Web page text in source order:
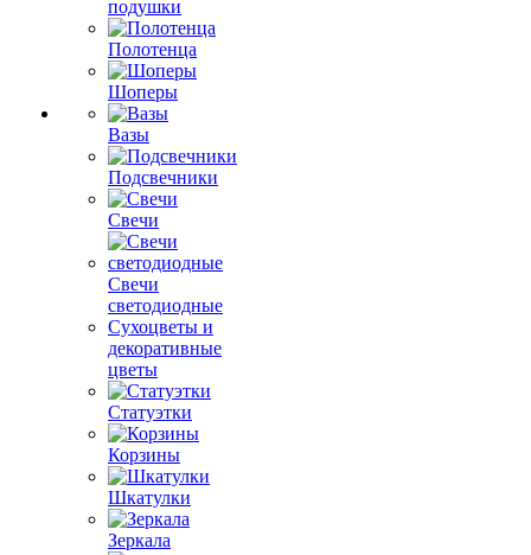
подушки
Полотенца
Шоперы
Вазы
Подсвечники
Свечи
Свечи
светодиодные
Сухоцветы и
декоративные
цветы
Статуэтки
Корзины
Шкатулки
Зеркала